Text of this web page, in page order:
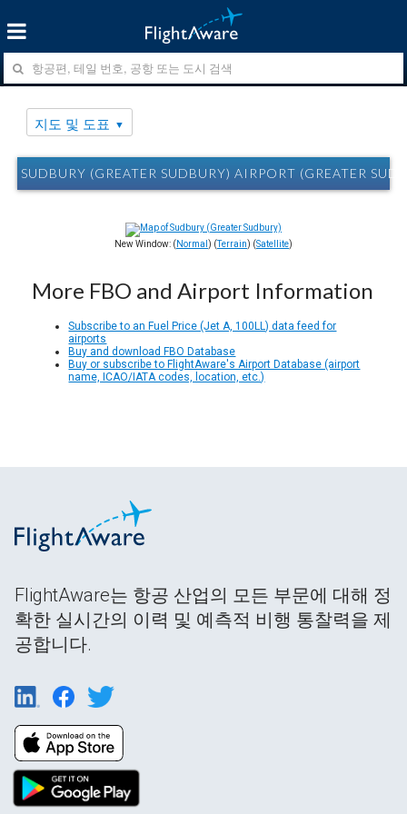
지도 및 도표
SUDBURY (GREATER SUDBURY) AIRPORT (GREATER
New Window: ( Normal ) (Terrain) (Satellite)
More FBO and Airport Information
Subscribe to an Fuel Price (Jet A, 100LL) data feed for
airports
Buy and download FBO Database
Buy or subscribe to FlightAware's Airport Database (airport
name, ICAO/IATA codes, location, etc.)
FlightAware는 항공 산업의 모든 부문에 대해 정
확한 실시간의 이력 및 예측적 비행 통찰력을 제
공합니다.